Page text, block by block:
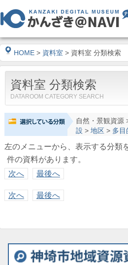
HOME > 資料室 > 資料室 分類検索
資料室 分類検索
DATAROOM CATEGORY SEARCH
自然・景観資源
設 > 地区 > 多目
左のメニューから、表示する分類
件の資料があります。
次へ
最後へ
次へ 最後へ